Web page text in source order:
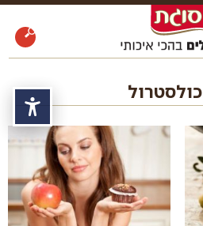
כולסטרול